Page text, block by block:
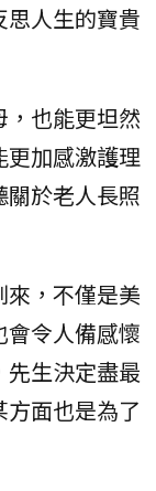
人生的寶貴
也能更坦然
更加感激護理
於老人長照
，不僅是美
令人備感懷
生決定盡最
面也是為了